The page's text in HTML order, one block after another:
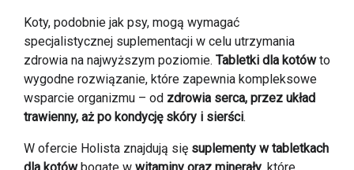
Koty, podobnie jak psy, mogą wymagać
specjalistycznej suplementacji w celu utrzymania
zdrowia na najwyższym poziomie. Tabletki dla kotówto
wygodne rozwiązanie, które zapewnia kompleksowe
wsparcie organizmu – od zdrowia serca, przez układ
trawienny, aż po kondycję skóry i sierści.
W ofercie Holista znajdują się suplementy w tabletkach